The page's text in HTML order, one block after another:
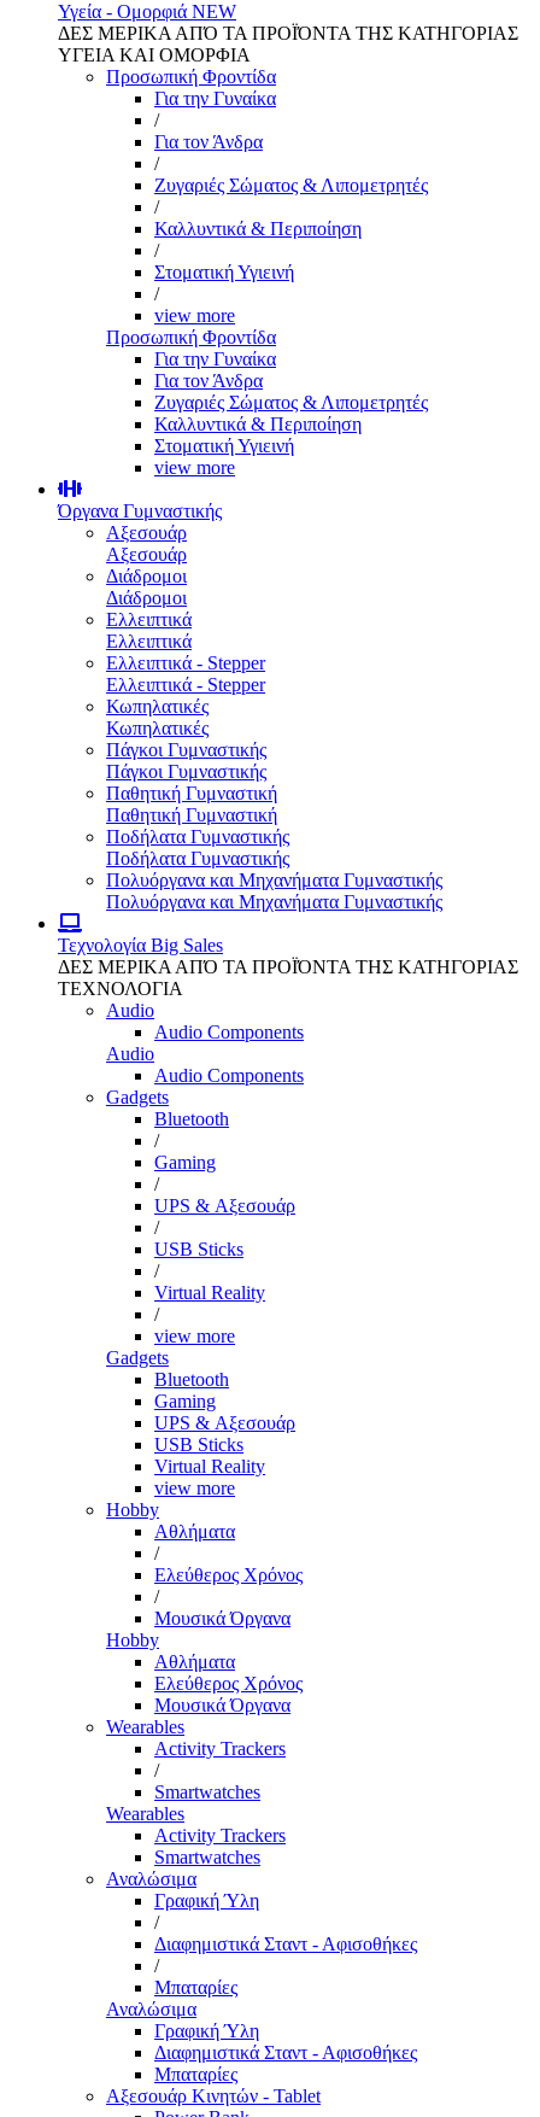
Υγεία - Ομορφιά NEW
ΔΕΣ ΜΕΡΙΚΑ ΑΠΌ ΤΑ ΠΡΟΪΌΝΤΑ ΤΗΣ ΚΑΤΗΓΟΡΙΑΣ
ΥΓΕΙΑ ΚΑΙ ΟΜΟΡΦΙΑ
Προσωπική Φροντίδα
Για την Γυναίκα
/
Για τον Άνδρα
/
Ζυγαριές Σώματος & Λιπομετρητές
/
Καλλυντικά & Περιποίηση
/
Στοματική Υγιεινή
/
view more
Προσωπική Φροντίδα
Για την Γυναίκα
Για τον Άνδρα
Ζυγαριές Σώματος & Λιπομετρητές
Καλλυντικά & Περιποίηση
Στοματική Υγιεινή
view more
Όργανα Γυμναστικής
Αξεσουάρ
Αξεσουάρ
Διάδρομοι
Διάδρομοι
Ελλειπτικά
Ελλειπτικά
Ελλειπτικά - Stepper
Ελλειπτικά - Stepper
Κωπηλατικές
Κωπηλατικές
Πάγκοι Γυμναστικής
Πάγκοι Γυμναστικής
Παθητική Γυμναστική
Παθητική Γυμναστική
Ποδήλατα Γυμναστικής
Ποδήλατα Γυμναστικής
Πολυόργανα και Μηχανήματα Γυμναστικής
Πολυόργανα και Μηχανήματα Γυμναστικής
Τεχνολογία Big Sales
ΔΕΣ ΜΕΡΙΚΑ ΑΠΌ ΤΑ ΠΡΟΪΌΝΤΑ ΤΗΣ ΚΑΤΗΓΟΡΙΑΣ
ΤΕΧΝΟΛΟΓΙΑ
Audio
Audio Components
Audio
Audio Components
Gadgets
Bluetooth
/
Gaming
/
UPS & Αξεσουάρ
/
USB Sticks
/
Virtual Reality
/
view more
Gadgets
Bluetooth
Gaming
UPS & Αξεσουάρ
USB Sticks
Virtual Reality
view more
Hobby
Αθλήματα
/
Ελεύθερος Χρόνος
/
Μουσικά Όργανα
Hobby
Αθλήματα
Ελεύθερος Χρόνος
Μουσικά Όργανα
Wearables
Activity Trackers
/
Smartwatches
Wearables
Activity Trackers
Smartwatches
Αναλώσιμα
Γραφική Ύλη
/
Διαφημιστικά Σταντ - Αφισοθήκες
/
Μπαταρίες
Αναλώσιμα
Γραφική Ύλη
Διαφημιστικά Σταντ - Αφισοθήκες
Μπαταρίες
Αξεσουάρ Κινητών - Tablet